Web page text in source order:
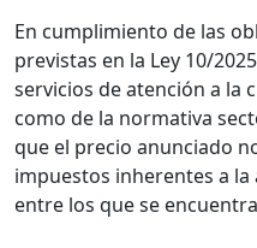
En cumplimiento de las
previstas en la Ley 10/
servicios de atención a la
como de la normativa
que el precio anunciado
impuestos inherentes a
entre los que se